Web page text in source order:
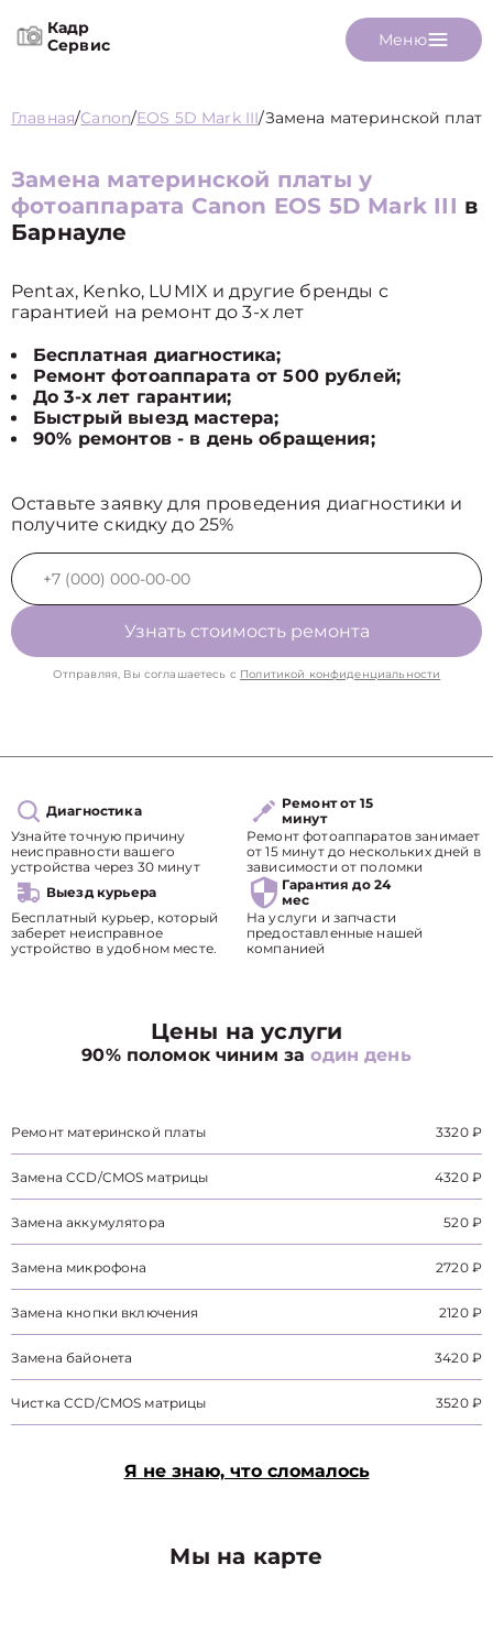
Кадр
Сервис
Меню
Главная/Canon/EOS 5D Mark III/Замена материнской
Замена материнской платы у
фотоаппарата Canon EOS 5D Mark III в
Барнауле
Pentax, Kenko, LUMIX и другие бренды с
гарантией на ремонт до 3-х лет
Бесплатная диагностика;
Ремонт фотоаппарата от 500 рублей;
До 3-х лет гарантии;
Быстрый выезд мастера;
90% ремонтов - в день обращения;
Оставьте заявку для проведения диагностики и
получите скидку до 25%
Узнать стоимость ремонта
Отправляя, Вы соглашаетесь с Политикой конфиденциальности
Диагностика
Узнайте точную причину
неисправности вашего
устройства через 30 минут
Ремонт от 15
минут
Ремонт фотоаппаратов занимает
от 15 минут до нескольких дней в
зависимости от поломки
Выезд курьера
Бесплатный курьер, который
заберет неисправное
устройство в удобном месте.
Гарантия до 24
мес
На услуги и запчасти
предоставленные нашей
компанией
Цены на услуги
90% поломок чиним заодин день
Ремонт материнской платы 3320 ₽
Замена CCD/CMOS матрицы 4320 ₽
Замена аккумулятора 520 ₽
Замена микрофона 2720 ₽
Замена кнопки включения 2120 ₽
Замена байонета 3420 ₽
Чистка CCD/CMOS матрицы 3520 ₽
Я не знаю, что сломалось
Мы на карте